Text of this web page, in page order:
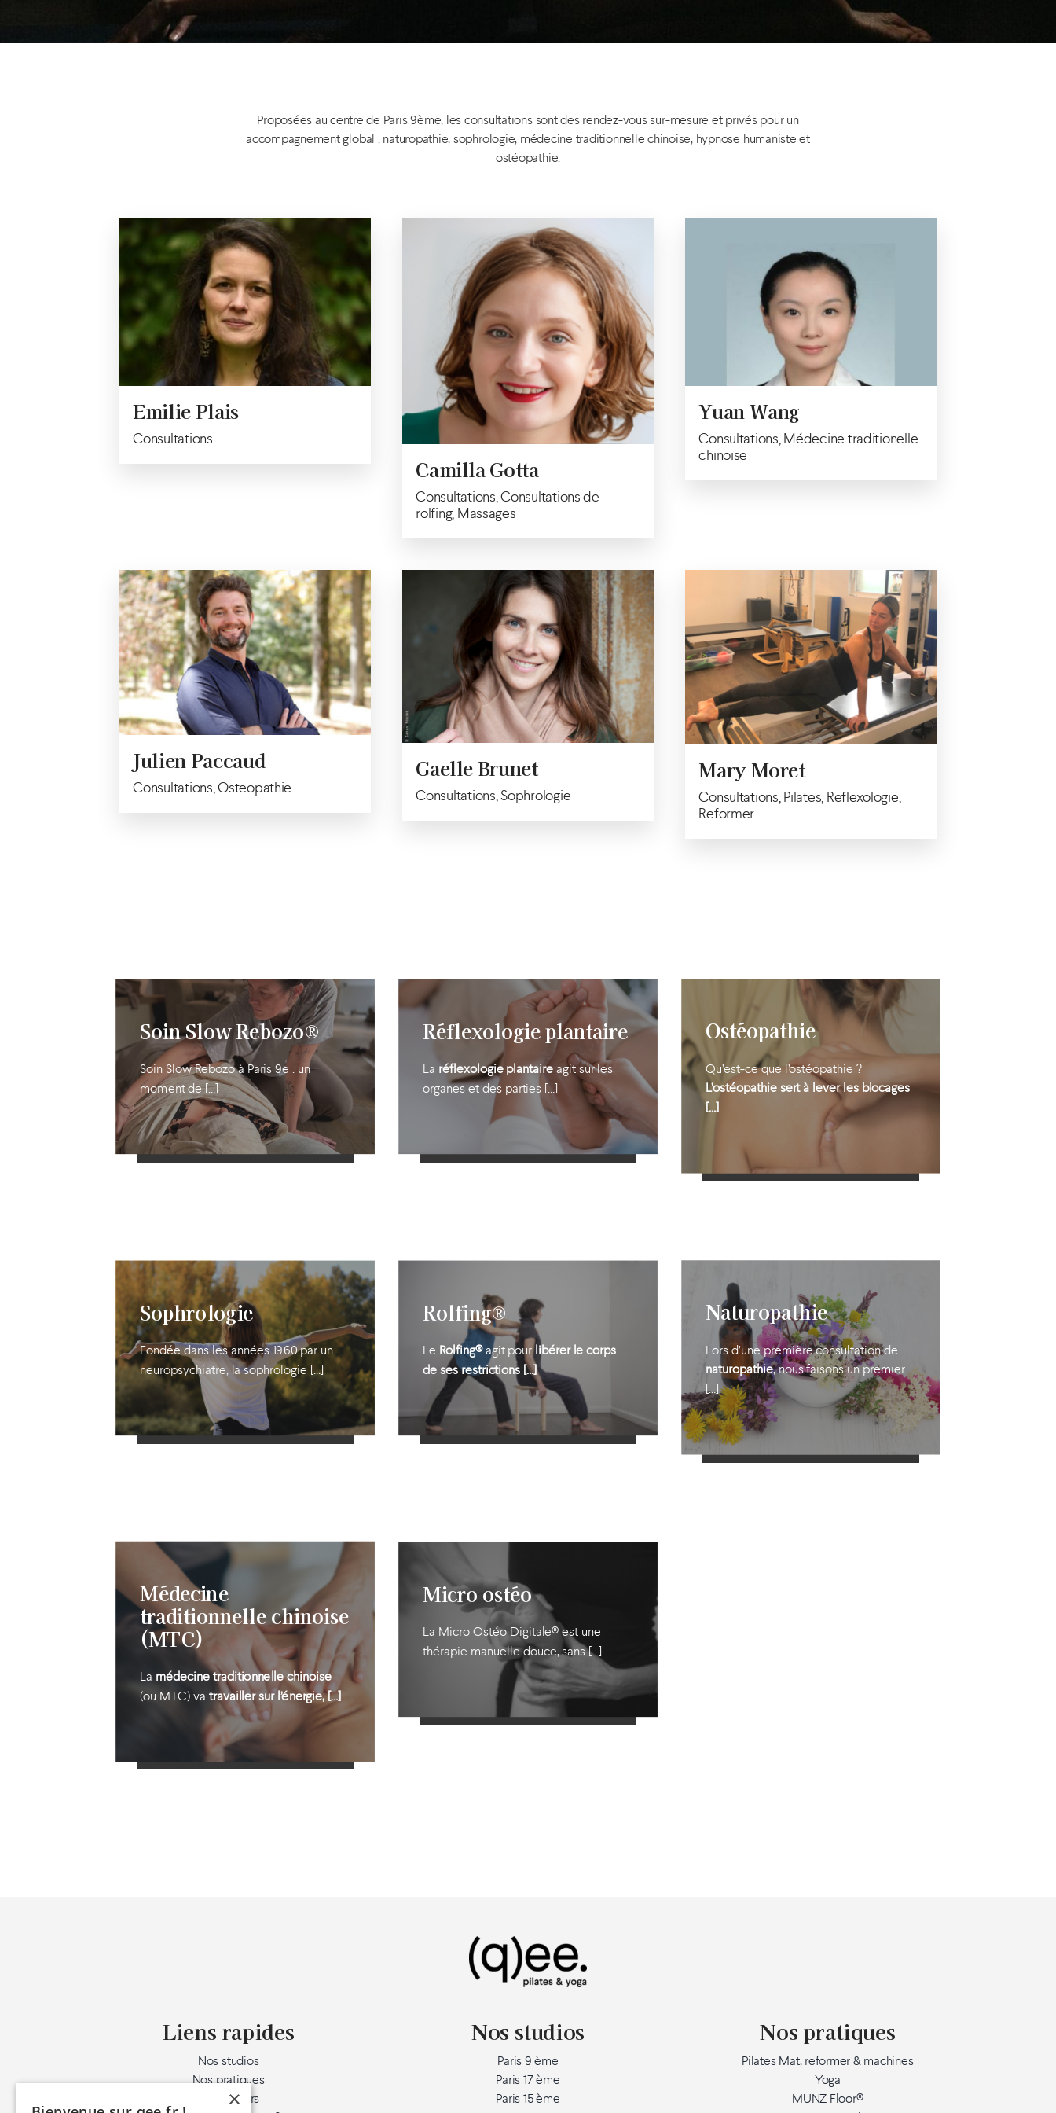
Proposées au centre de Paris 9ème, les consultations sont des rendez-vous sur-mesure et privés pour un
accompagnement global : naturopathie, sophrologie, médecine traditionnelle chinoise, hypnose humaniste et
ostéopathie.
Emilie Plais
Consultations
Camilla Gotta
Consultations, Consultations de
rolfing, Massages
Yuan Wang
Consultations, Médecine traditionelle
chinoise
Julien Paccaud
Consultations, Osteopathie
Gaelle Brunet
Consultations, Sophrologie
Mary Moret
Consultations, Pilates, Reflexologie,
Reformer
Soin Slow Rebozo®
Soin Slow Rebozo à Paris 9e : un
moment de […]
En savoir plus
Réflexologie plantaire
La réflexologie plantaireagit sur les
organes et des parties […]
En savoir plus
Ostéopathie
Qu’est-ce que l’ostéopathie ?
L’ostéopathie sert à lever les blocages
[…]
Sophrologie
Fondée dans les années 1960 par un
neuropsychiatre, la sophrologie […]
En savoir plus
Rolfing®
Le Rolfing®agit pourlibérer le corps
de ses restrictions […]
En savoir plus
Naturopathie
Lors d’une première consultation de
naturopathie, nous faisons un premier
[…]
En savoir plus
Médecine
traditionnelle chinoise
(MTC)
La médecine traditionnelle chinoise
(ou MTC) va travailler sur l’énergie, […]
En savoir plus
Micro ostéo
La Micro Ostéo Digitale® est une
thérapie manuelle douce, sans […]
En savoir plus
Liens rapides
Nos studios
Nos pratiques
Nos ateliers
Nos studios
Paris 9 ème
Paris 17 ème
Paris 15 ème
Nos pratiques
Pilates Mat, reformer & machines
Yoga
MUNZ Floor®
×